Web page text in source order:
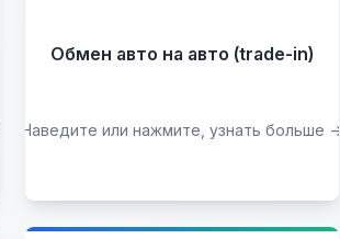
Обмен авто на авто (trade-in)
Наведите или нажмите, узнать больше →
Подобрать авто